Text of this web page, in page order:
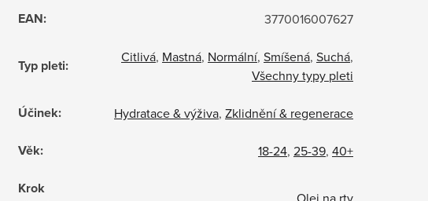
EAN: 3770016007627
Typ pleti: Citlivá, Mastná, Normální, Smíšená, Suchá,
Všechny typy pleti
Účinek: Hydratace & výživa, Zklidnění & regenerace
Věk: 18-24, 25-39, 40+
Krok